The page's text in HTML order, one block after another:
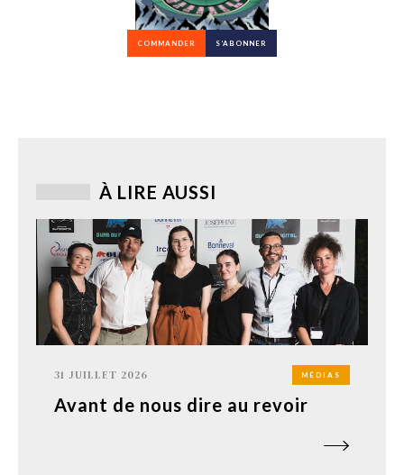
COMMANDER S’ABONNER
À LIRE AUSSI
31 JUILLET 2026 MÉDIAS
Avant de nous dire au revoir